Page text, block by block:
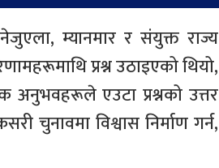
म्यानमार र संयुक्त राज्य
प्रश्न उठाइएको थियो,
अनुभवहरूले एउटा प्रश्नको उत्तर
चुनावमा विश्वास निर्माण गर्न,